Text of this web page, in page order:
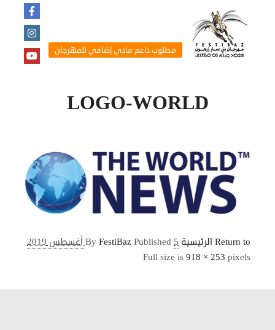
مطلوب داعم مادي إضافي للمهرجان
LOGO-WORLD
Return to الرئيسية ByFestiBazPublished 5 أغسطس 2019
Full size is918 × 253 pixels